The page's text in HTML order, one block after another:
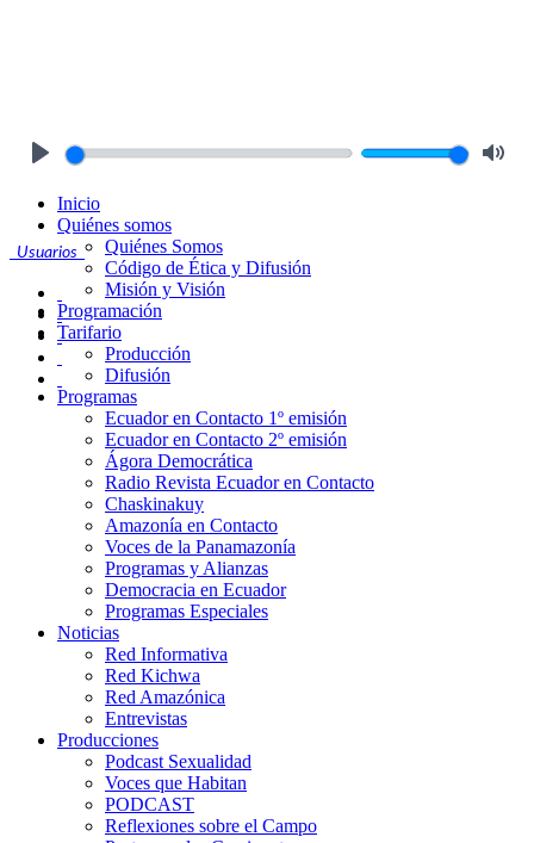
Usuarios
Inicio
Quiénes somos
Quiénes Somos
Código de Ética y Difusión
Misión y Visión
Programación
Tarifario
Producción
Difusión
Programas
Ecuador en Contacto 1º emisión
Ecuador en Contacto 2º emisión
Ágora Democrática
Radio Revista Ecuador en Contacto
Chaskinakuy
Amazonía en Contacto
Voces de la Panamazonía
Programas y Alianzas
Democracia en Ecuador
Programas Especiales
Noticias
Red Informativa
Red Kichwa
Red Amazónica
Entrevistas
Producciones
Podcast Sexualidad
Voces que Habitan
PODCAST
Reflexiones sobre el Campo